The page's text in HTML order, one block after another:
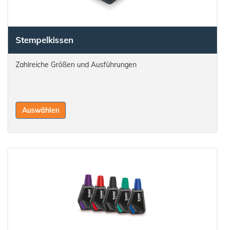
Stempelkissen
Zahlreiche Größen und Ausführungen
Auswählen